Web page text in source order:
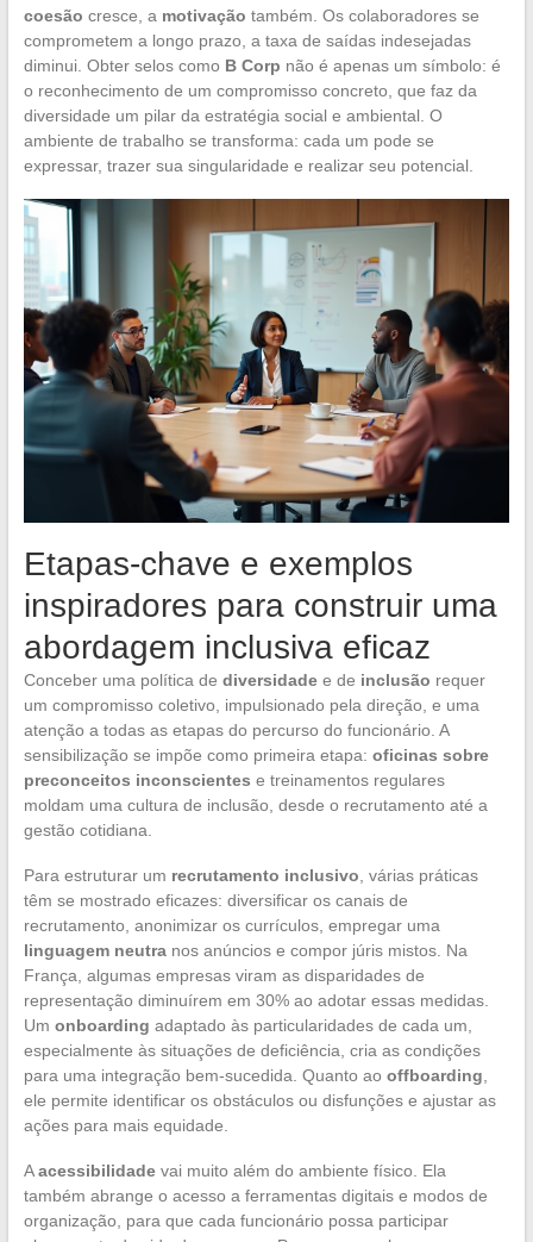
coesão cresce, a motivação também. Os colaboradores se
comprometem a longo prazo, a taxa de saídas indesejadas
diminui. Obter selos como B Corp não é apenas um símbolo: é
o reconhecimento de um compromisso concreto, que faz da
diversidade um pilar da estratégia social e ambiental. O
ambiente de trabalho se transforma: cada um pode se
expressar, trazer sua singularidade e realizar seu potencial.
Etapas-chave e exemplos
inspiradores para construir uma
abordagem inclusiva eficaz
Conceber uma política de diversidadee de inclusão requer
um compromisso coletivo, impulsionado pela direção, e uma
atenção a todas as etapas do percurso do funcionário. A
sensibilização se impõe como primeira etapa: oficinas sobre
preconceitos inconscientes e treinamentos regulares
moldam uma cultura de inclusão, desde o recrutamento até a
gestão cotidiana.
Para estruturar um recrutamento inclusivo , várias práticas
têm se mostrado eficazes: diversificar os canais de
recrutamento, anonimizar os currículos, empregar uma
linguagem neutranos anúncios e compor júris mistos. Na
França, algumas empresas viram as disparidades de
representação diminuírem em 30% ao adotar essas medidas.
Um onboarding adaptado às particularidades de cada um,
especialmente às situações de deficiência, cria as condições
para uma integração bem-sucedida. Quanto ao offboarding
ele permite identificar os obstáculos ou disfunções e ajustar as
ações para mais equidade.
Aacessibilidadevai muito além do ambiente físico. Ela
também abrange o acesso a ferramentas digitais e modos de
organização, para que cada funcionário possa participar